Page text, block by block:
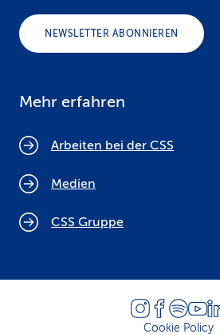
NEWSLETTER ABONNIEREN
Mehr erfahren
Arbeiten bei der CSS
Medien
CSS Gruppe
Cookie Policy